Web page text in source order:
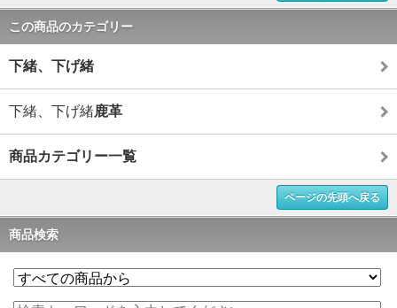
この商品のカテゴリー
下緒、下げ緒
下緒、下げ緒鹿革
商品カテゴリー一覧
ページの先頭へ戻る
商品検索